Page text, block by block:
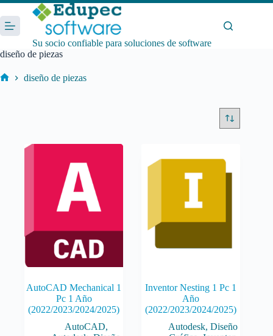
Saltar
al
contenido
Su socio confiable para soluciones de software
diseño de piezas
diseño de piezas
AutoCAD Mechanical 1
Pc 1 Año
(2022/2023/2024/2025)
AutoCAD,
Inventor Nesting 1 Pc 1
Año
(2022/2023/2024/2025)
Autodesk,Diseño